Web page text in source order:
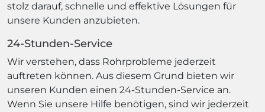
stolz darauf, schnelle und effektive Lösungen für
unsere Kunden anzubieten.
24-Stunden-Service
Wir verstehen, dass Rohrprobleme jederzeit
auftreten können. Aus diesem Grund bieten wir
unseren Kunden einen 24-Stunden-Service an.
Wenn Sie unsere Hilfe benötigen, sind wir jederzeit